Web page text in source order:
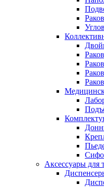
Аксессуары для